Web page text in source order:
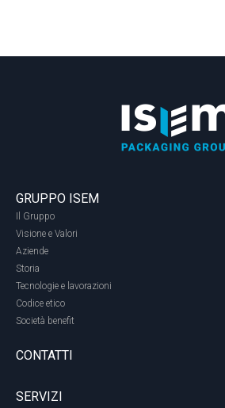
GRUPPO ISEM
Il Gruppo
Visione e Valori
Aziende
Storia
Tecnologie e lavorazioni
Codice etico
Società benefit
CONTATTI
SERVIZI